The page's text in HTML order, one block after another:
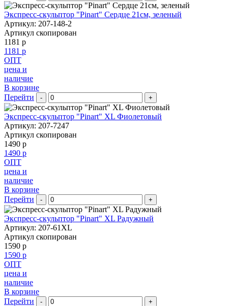
Экспресс-скульптор "Pinart" Сердце 21см, зеленый
Артикул: 207-148-2
Артикул скопирован
1181 р
1181 р
ОПТ
цена и
наличие
В корзине
Перейти
- +
Экспресс-скульптор "Pinart" XL Фиолетовый
Артикул: 207-7247
Артикул скопирован
1490 р
1490 р
ОПТ
цена и
наличие
В корзине
Перейти
- +
Экспресс-скульптор "Pinart" XL Радужный
Артикул: 207-61XL
Артикул скопирован
1590 р
1590 р
ОПТ
цена и
наличие
В корзине
Перейти
- +